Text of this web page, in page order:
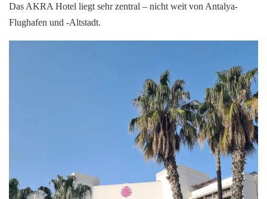
Das AKRA Hotel liegt sehr zentral – nicht weit von Antalya-
Flughafen und -Altstadt.